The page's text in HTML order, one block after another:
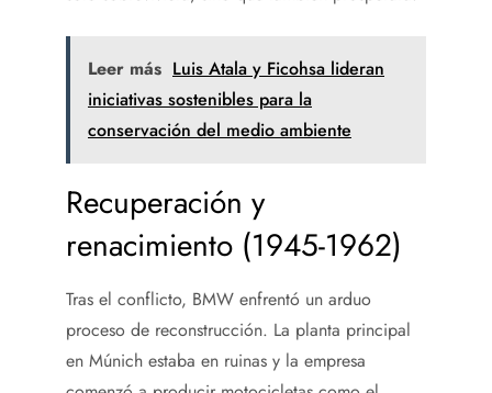
Leer más Luis Atala y Ficohsa lideran
iniciativas sostenibles para la
conservación del medio ambiente
Recuperación y
renacimiento (1945-1962)
Tras el conflicto, BMW enfrentó un arduo
proceso de reconstrucción. La planta principal
en Múnich estaba en ruinas y la empresa